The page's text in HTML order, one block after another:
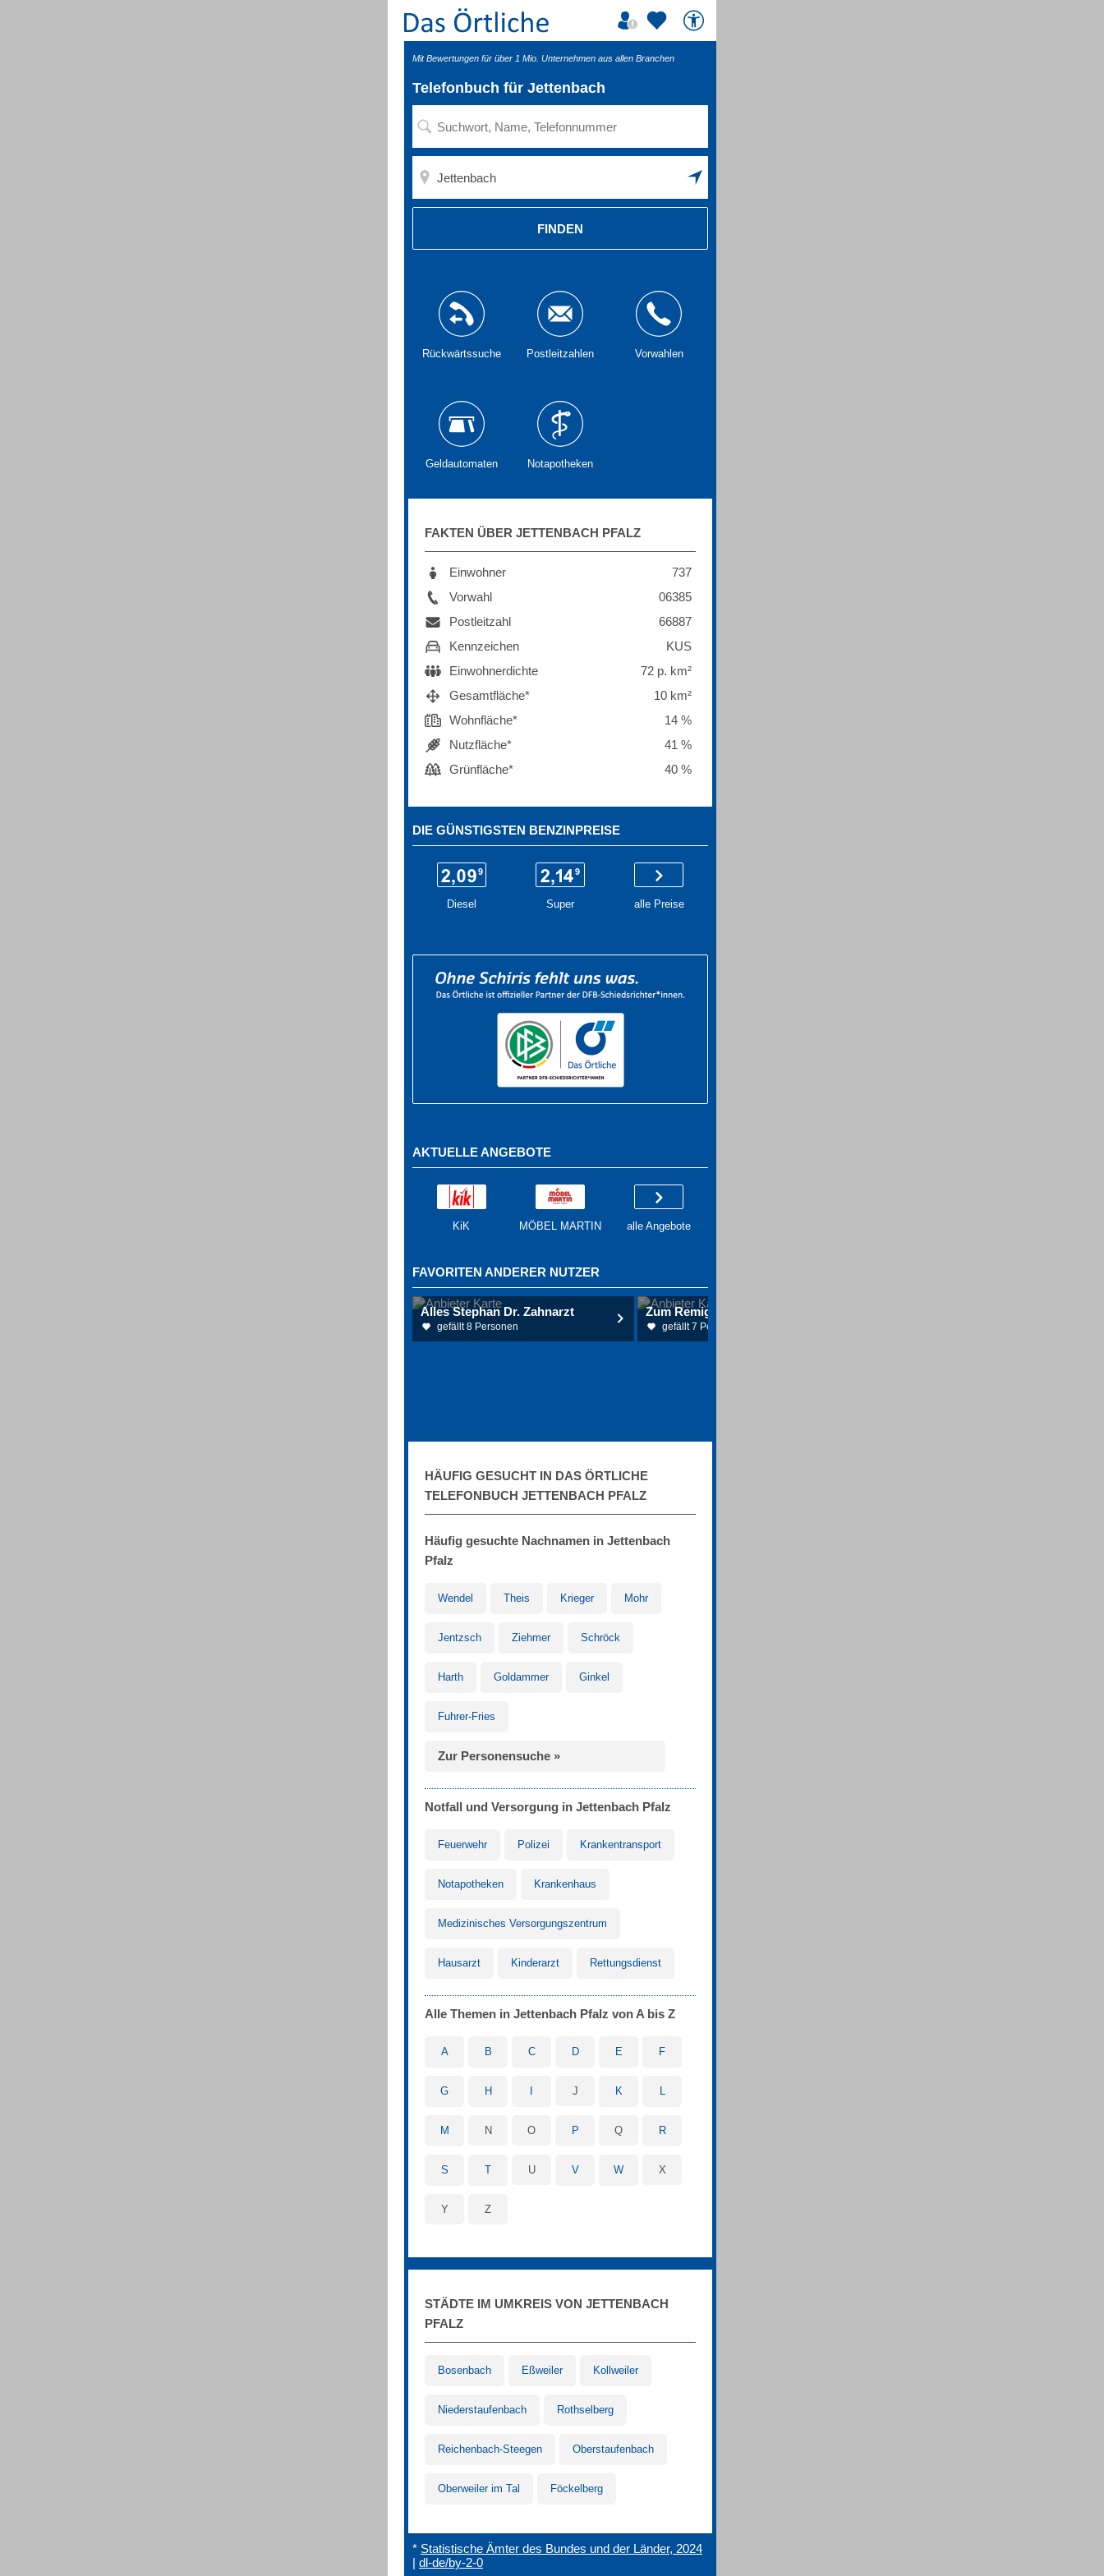
Mit Bewertungen für über 1 Mio. Unternehmen aus allen Branchen
Telefonbuch für Jettenbach
FINDEN
Rückwärtssuche Postleitzahlen Vorwahlen
Geldautomaten Notapotheken
FAKTEN ÜBER JETTENBACH PFALZ
Einwohner
737
Vorwahl
06385
Postleitzahl
66887
Kennzeichen
KUS
Einwohnerdichte
72 p. km²
Gesamtfläche*
10 km²
Wohnfläche*
14 %
Nutzfläche*
41 %
Grünfläche*
40 %
DIE GÜNSTIGSTEN BENZINPREISE
Diesel Super alle Preise
AKTUELLE ANGEBOTE
KiK MÖBEL MARTIN alle Angebote
FAVORITEN ANDERER NUTZER
Alles Stephan Dr. Zahnarzt
gefällt 8 Personen
Zum Remigiusland
gefällt 7 Personen
HÄUFIG GESUCHT IN DAS ÖRTLICHE
TELEFONBUCH JETTENBACH PFALZ
Häufig gesuchte Nachnamen in Jettenbach
Pfalz
Wendel Theis Krieger Mohr
Jentzsch Ziehmer Schröck
Harth Goldammer Ginkel
Fuhrer-Fries
Zur Personensuche »
Notfall und Versorgung in Jettenbach Pfalz
Feuerwehr Polizei Krankentransport
Notapotheken Krankenhaus
Medizinisches Versorgungszentrum
Hausarzt Kinderarzt Rettungsdienst
Alle Themen in Jettenbach Pfalz von A bis Z
A B C D E F
G H J K L
M N O P Q R
S T U V W X
Y Z
STÄDTE IM UMKREIS VON JETTENBACH
PFALZ
Bosenbach Eßweiler Kollweiler
Niederstaufenbach Rothselberg
Reichenbach-Steegen Oberstaufenbach
Oberweiler im Tal Föckelberg
* Statistische Ämter des Bundes und der Länder, 2024
| dl-de/by-2-0